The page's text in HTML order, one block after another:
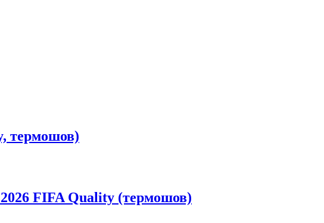
термошов)
FIFA Quality (термошов)